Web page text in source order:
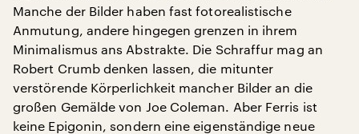
Manche der Bilder haben fast fotorealistische
Anmutung, andere hingegen grenzen in ihrem
Minimalismus ans Abstrakte. Die Schraffur mag an
Robert Crumb denken lassen, die mitunter
verstörende Körperlichkeit mancher Bilder an die
großen Gemälde von Joe Coleman. Aber Ferris ist
keine Epigonin, sondern eine eigenständige neue